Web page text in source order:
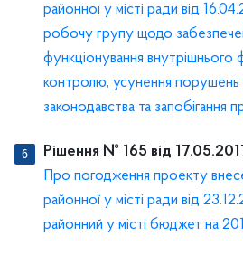
районної у місті ради від
робочу групу щодо
функціонування внутрішнього
контролю, усунення порушень
законодавства та запобігання
Рішення № 165 від
Про погодження проекту
районної у місті ради від
районний у місті бюджет на